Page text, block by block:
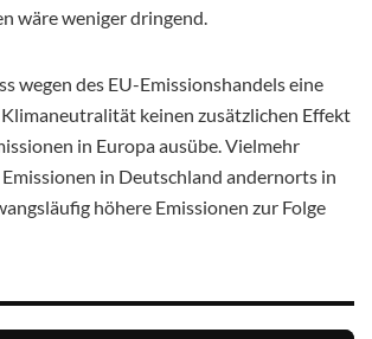
wäre weniger dringend.
wegen des EU-Emissionshandels eine
keinen zusätzlichen Effekt
in Europa ausübe. Vielmehr
in Deutschland andernorts in
höhere Emissionen zur Folge